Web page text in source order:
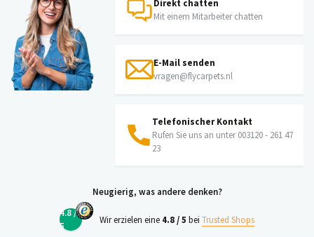
Direkt chatten
Mit einem Mitarbeiter chatten
E-Mail senden
vragen@flycarpets.nl
Telefonischer Kontakt
Rufen Sie uns an unter 003120 - 261 47
23
Neugierig, was andere denken?
4.8 /
5
Wir erzielen eine 4.8 / 5 bei Trusted Shops